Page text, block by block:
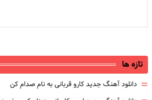
تازه ها
= دانلود آهنگ جدید کارو قربانی به نام صدام کن